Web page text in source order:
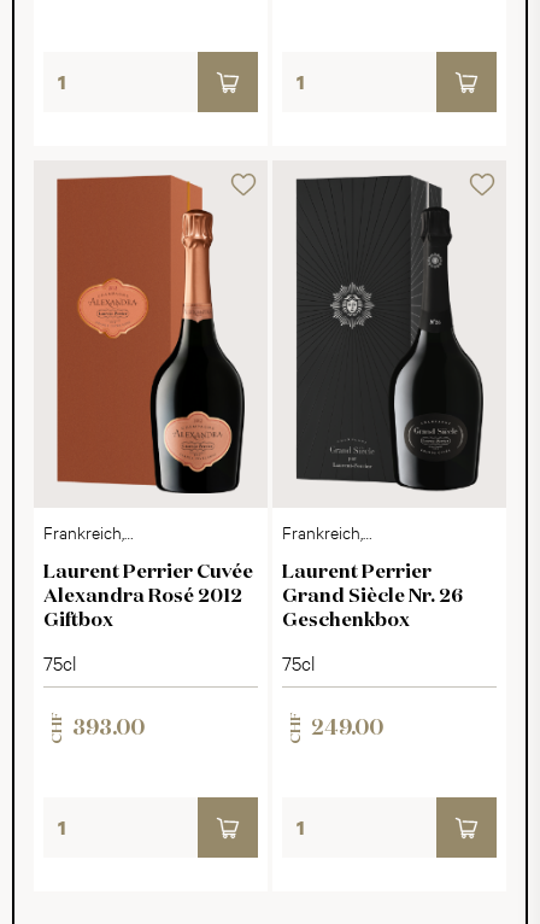
Frankreich,
Champagne
Laurent Perrier Cuvée
Alexandra Rosé 2012
Giftbox
75cl
CHF 393.00
Frankreich,
Champagne
Laurent Perrier
Grand Siècle Nr. 26
Geschenkbox
75cl
CHF 249.00